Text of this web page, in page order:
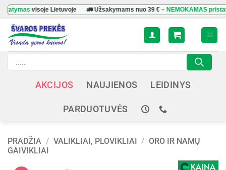
Skip
content
visoje Lietuvoje 🚛 Užsakymams nuo39 €–NEMOKAMAS pristatymas
Products
search
AKCIJOS NAUJIENOS LEIDINYS
PARDUOTUVĖS
PRADŽIA / VALIKLIAI, PLOVIKLIAI / ORO IR NAMŲ
GAIVIKLIAI